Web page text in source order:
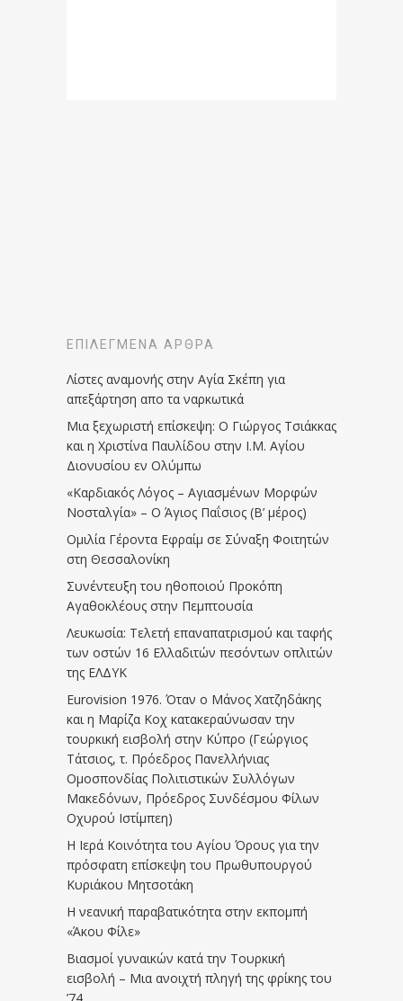
ΕΠΙΛΕΓΜΈΝΑ ΆΡΘΡΑ
Λίστες αναμονής στην Αγία Σκέπη για
απεξάρτηση απο τα ναρκωτικά
Μια ξεχωριστή επίσκεψη: Ο Γιώργος Τσιάκκας
και η Χριστίνα Παυλίδου στην Ι.Μ. Αγίου
Διονυσίου εν Ολύμπω
«Καρδιακός Λόγος – Αγιασμένων Μορφών
Νοσταλγία» – Ο Άγιος Παΐσιος (Β’ μέρος)
Ομιλία Γέροντα Εφραίμ σε Σύναξη Φοιτητών
στη Θεσσαλονίκη
Συνέντευξη του ηθοποιού Προκόπη
Αγαθοκλέους στην Πεμπτουσία
Λευκωσία: Τελετή επαναπατρισμού και ταφής
των οστών 16 Ελλαδιτών πεσόντων οπλιτών
της ΕΛΔΥΚ
Eurovision 1976. Όταν ο Μάνος Χατζηδάκης
και η Μαρίζα Κοχ κατακεραύνωσαν την
τουρκική εισβολή στην Κύπρο (Γεώργιος
Τάτσιος, τ. Πρόεδρος Πανελλήνιας
Ομοσπονδίας Πολιτιστικών Συλλόγων
Μακεδόνων, Πρόεδρος Συνδέσμου Φίλων
Οχυρού Ιστίμπεη)
Η Ιερά Κοινότητα του Αγίου Όρους για την
πρόσφατη επίσκεψη του Πρωθυπουργού
Κυριάκου Μητσοτάκη
Η νεανική παραβατικότητα στην εκπομπή
«Άκου Φίλε»
Βιασμοί γυναικών κατά την Τουρκική
εισβολή – Μια ανοιχτή πληγή της φρίκης του
’74